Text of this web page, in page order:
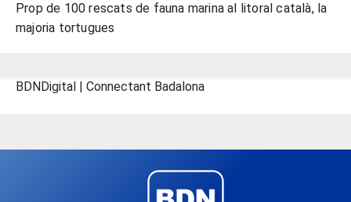
Prop de 100 rescats de fauna marina al litoral català, la
majoria tortugues
BDNDigital | Connectant Badalona